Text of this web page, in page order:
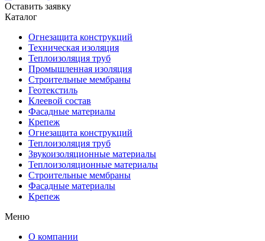
Оставить заявку
Каталог
Огнезащита конструкций
Техническая изоляция
Теплоизоляция труб
Промышленная изоляция
Строительные мембраны
Геотекстиль
Клеевой состав
Фасадные материалы
Крепеж
Огнезащита конструкций
Теплоизоляция труб
Звукоизоляционные материалы
Теплоизоляционные материалы
Строительные мембраны
Фасадные материалы
Крепеж
Меню
О компании